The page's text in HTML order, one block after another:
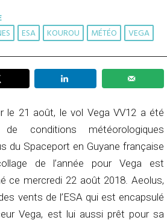
ESA KOUROU MÉTÉO VEGA
le 21 août, le vol Vega VV12 a été
conditions météorologiques
du Spaceport en Guyane française
de l’année pour Vega est
ce mercredi 22 août 2018. Aeolus,
vents de l’ESA qui est encapsulé
Vega, est lui aussi prêt pour sa